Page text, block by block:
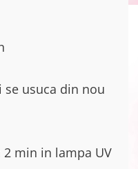
se usuca din nou
min in lampa UV